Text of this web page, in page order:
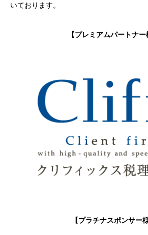
いております。
【プレミアムパートナー
【プラチナスポンサー様